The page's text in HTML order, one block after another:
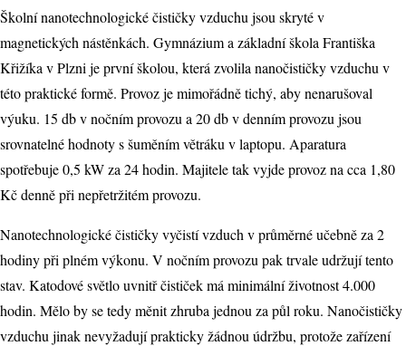
Školní nanotechnologické čističky vzduchu jsou skryté v
magnetických nástěnkách. Gymnázium a základní škola Františka
Křižíka v Plzni je první školou, která zvolila nanočističky vzduchu v
této praktické formě. Provoz je mimořádně tichý, aby nenarušoval
výuku. 15 db v nočním provozu a 20 db v denním provozu jsou
srovnatelné hodnoty s šuměním větráku v laptopu. Aparatura
spotřebuje 0,5 kW za 24 hodin. Majitele tak vyjde provoz na cca 1,80
Kč denně při nepřetržitém provozu.
Nanotechnologické čističky vyčistí vzduch v průměrné učebně za 2
hodiny při plném výkonu. V nočním provozu pak trvale udržují tento
stav. Katodové světlo uvnitř čističek má minimální životnost 4.000
hodin. Mělo by se tedy měnit zhruba jednou za půl roku. Nanočističky
vzduchu jinak nevyžadují prakticky žádnou údržbu, protože zařízení